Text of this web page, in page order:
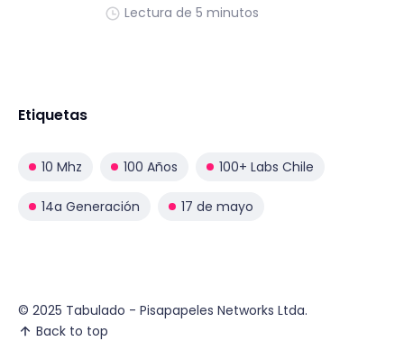
Lectura de 5 minutos
Etiquetas
10 Mhz 100 Años 100+ Labs Chile
14a Generación 17 de mayo
© 2025 Tabulado - Pisapapeles Networks Ltda.
Back to top